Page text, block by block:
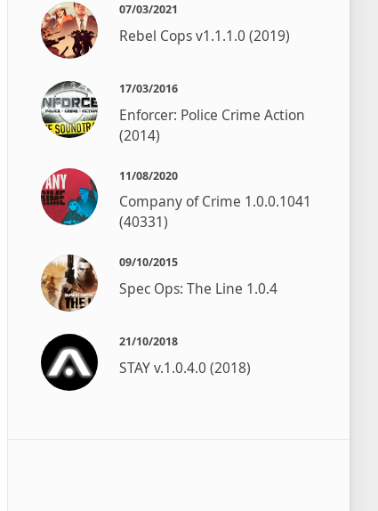
07/03/2021
Rebel Cops v1.1.1.0 (2019)
17/03/2016
Enforcer: Police Crime Action
(2014)
11/08/2020
Company of Crime 1.0.0.1041
(40331)
09/10/2015
Spec Ops: The Line 1.0.4
21/10/2018
STAY v.1.0.4.0 (2018)